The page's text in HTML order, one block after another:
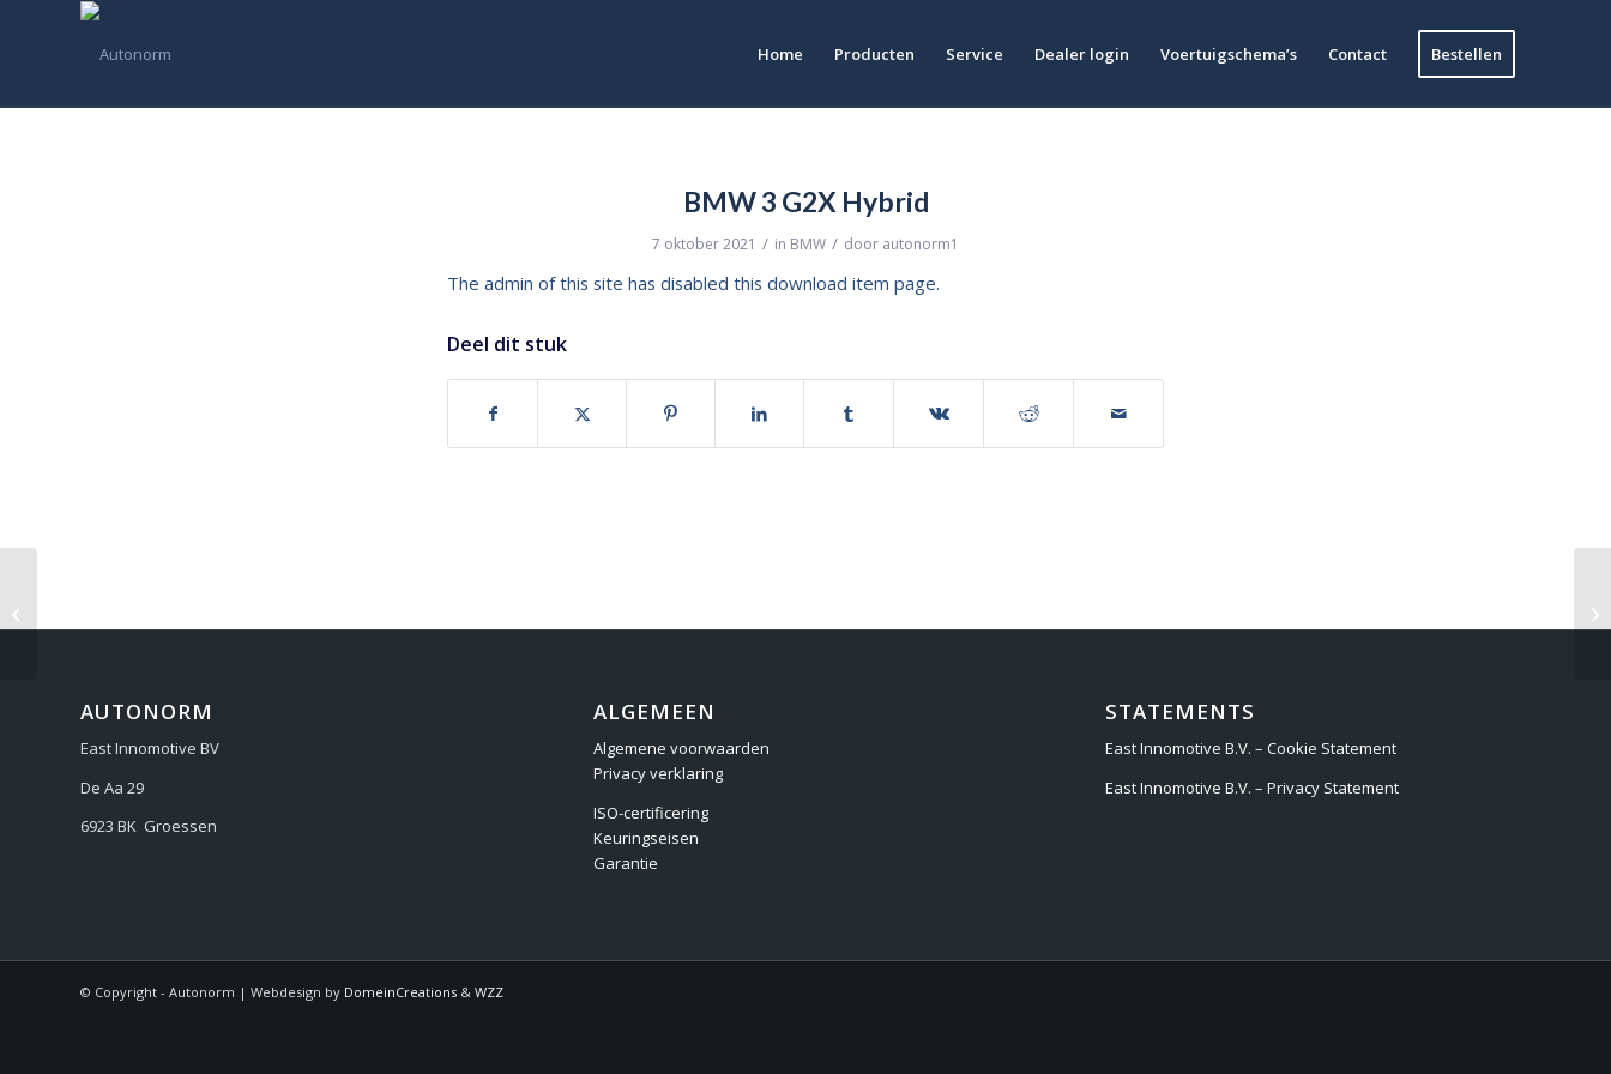
Home Producten Service Dealer login Voertuigschema’s Contact Bestellen
BMW 3 G2X Hybrid
7 oktober 2021 / in BMW / door autonorm1
The admin of this site has disabled this download item page.
Deel dit stuk
AUTONORM
East Innomotive BV
De Aa 29
6923 BK Groessen
ALGEMEEN
Algemene voorwaarden
Privacy verklaring
ISO-certificering
Keuringseisen
Garantie
STATEMENTS
East Innomotive B.V. – Cookie Statement
East Innomotive B.V. – Privacy Statement
© Copyright - Autonorm | Webdesign by DomeinCreations & WZZ